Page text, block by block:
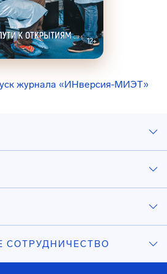
журнала «ИНверсия-МИЭТ»